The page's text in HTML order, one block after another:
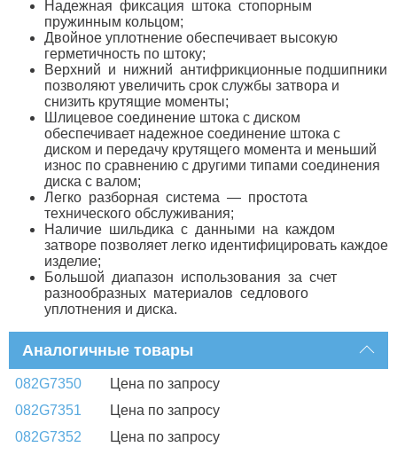
Надежная фиксация штока стопорным
пружинным кольцом;
Двойное уплотнение обеспечивает высокую
герметичность по штоку;
Верхний и нижний антифрикционные подшипники
позволяют увеличить срок службы затвора и
снизить крутящие моменты;
Шлицевое соединение штока с диском
обеспечивает надежное соединение штока с
диском и передачу крутящего момента и меньший
износ по сравнению с другими типами соединения
диска с валом;
Легко разборная система — простота
технического обслуживания;
Наличие шильдика с данными на каждом
затворе позволяет легко идентифицировать каждое
изделие;
Большой диапазон использования за счет
разнообразных материалов седлового
уплотнения и диска.
Аналогичные товары
082G7350
Цена по запросу
082G7351
Цена по запросу
082G7352
Цена по запросу